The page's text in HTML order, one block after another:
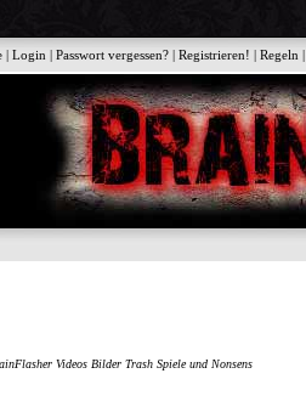
|Login |Passwort vergessen? |Registrieren! |Regeln |
Videos Bilder Trash Spiele und Nonsens